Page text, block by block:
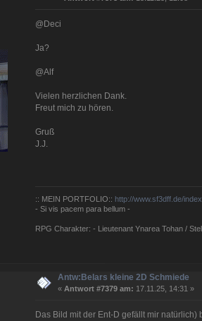
@Deci
Ja?
@Alf
Vielen herzlichen Dank.
Freut mich zu hören.
Gruß
J.J.
:: MEIN PORTFOLIO:: http://www.sf3dff.de/
- Si vis pacem para bellum -
RPG Charakter: - Lieutenant Ynarea Tohan /
Antw:Belars kleine 2D Schmiede
« Antwort #7379 am: 17.11.25, 14:31 »
Das Bild mit der Ent-D gefällt mir